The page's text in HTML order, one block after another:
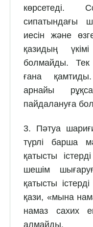
көрсетеді.
сипатындағы
иесін және
қазидың
болмайды. Тек
ғана
арнайы
пайдалануға
3. Пәтуа
түрлі барша
қатысты
шешім
қатысты
қази, «мына
намаз сахих
алмайды.